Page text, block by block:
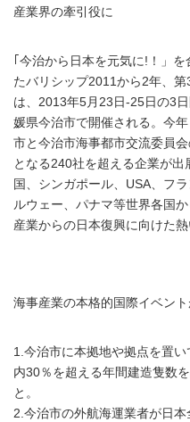
産業界の牽引役に
｢今治から日本を元気に!！」
たバリシップ2011から2年、
は、2013年5月23日-25日の3
媛県今治市で開催される。今
市と今治市海事都市交流委員
となる240社を超える企業が
国、シンガポール、USA、フ
ルウェー、パナマ等世界各国
産業からの日本復興に向けた
海事産業の本格的国際イベン
1.今治市に本拠地や拠点を置
内30％を超える年間建造隻数
と。
2.今治市の外航海運業者が日